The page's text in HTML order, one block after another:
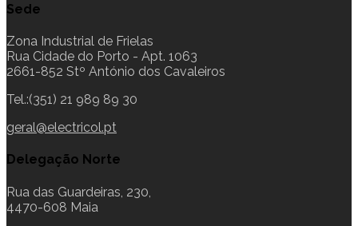
Sede
Zona Industrial de Frielas
Rua Cidade do Porto - Apt. 1063
2661-852 Stº António dos Cavaleiros
Tel.:(351) 21 989 89 30
geral@electricol.pt
Delegação Norte
Rua das Guardeiras, 230,
4470-608 Maia